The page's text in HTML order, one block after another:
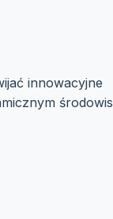
innowacyjne